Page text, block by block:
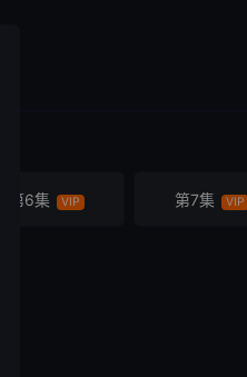
第6集 VIP 第7集 VIP